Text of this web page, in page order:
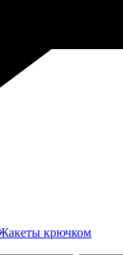
крючком